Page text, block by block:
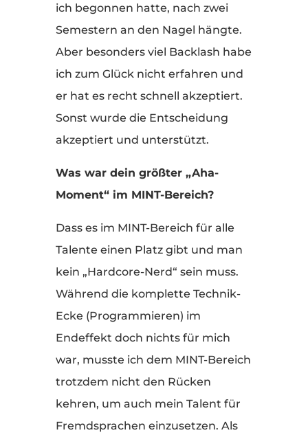
ich begonnen hatte, nach zwei
Semestern an den Nagel hängte.
Aber besonders viel Backlash habe
ich zum Glück nicht erfahren und
er hat es recht schnell akzeptiert.
Sonst wurde die Entscheidung
akzeptiert und unterstützt.
Was war dein größter „Aha-
Moment“ im MINT-Bereich?
Dass es im MINT-Bereich für alle
Talente einen Platz gibt und man
kein „Hardcore-Nerd“ sein muss.
Während die komplette Technik-
Ecke (Programmieren) im
Endeffekt doch nichts für mich
war, musste ich dem MINT-Bereich
trotzdem nicht den Rücken
kehren, um auch mein Talent für
Fremdsprachen einzusetzen. Als